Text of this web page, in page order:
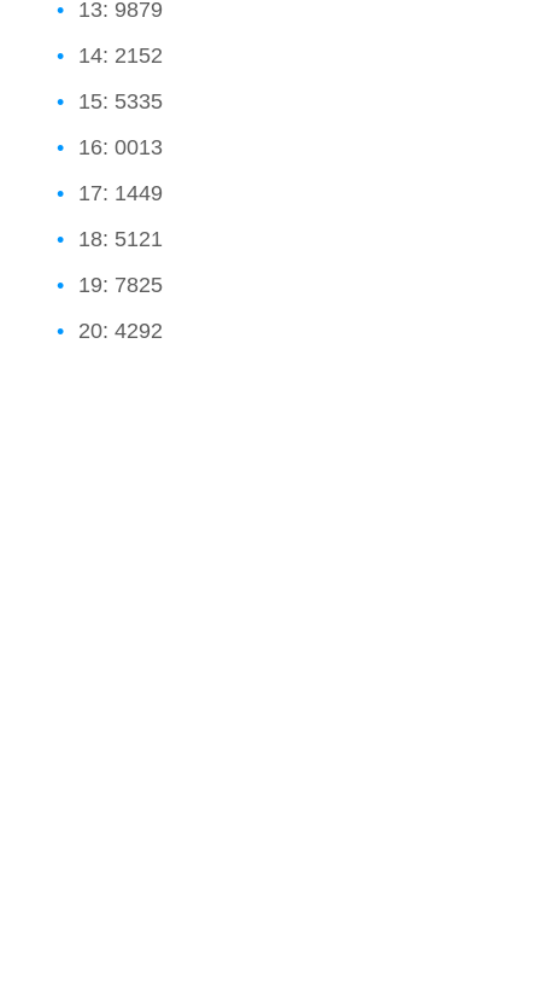
13: 9879
14: 2152
15: 5335
16: 0013
17: 1449
18: 5121
19: 7825
20: 4292